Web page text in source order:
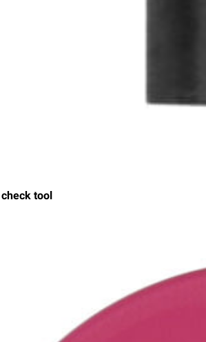
tool